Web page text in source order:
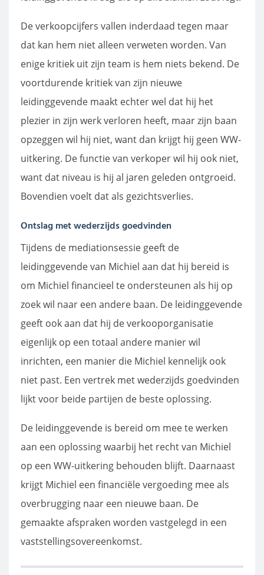
De verkoopcijfers vallen inderdaad tegen maar
dat kan hem niet alleen verweten worden. Van
enige kritiek uit zijn team is hem niets bekend. De
voortdurende kritiek van zijn nieuwe
leidinggevende maakt echter wel dat hij het
plezier in zijn werk verloren heeft, maar zijn baan
opzeggen wil hij niet, want dan krijgt hij geen WW-
uitkering. De functie van verkoper wil hij ook niet,
want dat niveau is hij al jaren geleden ontgroeid.
Bovendien voelt dat als gezichtsverlies.
Ontslag met wederzijds goedvinden
Tijdens de mediationsessie geeft de
leidinggevende van Michiel aan dat hij bereid is
om Michiel financieel te ondersteunen als hij op
zoek wil naar een andere baan. De leidinggevende
geeft ook aan dat hij de verkooporganisatie
eigenlijk op een totaal andere manier wil
inrichten, een manier die Michiel kennelijk ook
niet past. Een vertrek met wederzijds goedvinden
lijkt voor beide partijen de beste oplossing.
De leidinggevende is bereid om mee te werken
aan een oplossing waarbij het recht van Michiel
op een WW-uitkering behouden blijft. Daarnaast
krijgt Michiel een financiële vergoeding mee als
overbrugging naar een nieuwe baan. De
gemaakte afspraken worden vastgelegd in een
vaststellingsovereenkomst.